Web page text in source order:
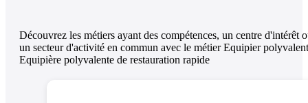
Découvrez les métiers ayant des compétences, un centre d'intérêt
un secteur d'activité en commun avec le métier Equipier
Equipière polyvalente de restauration rapide